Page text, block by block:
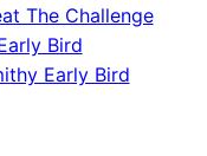
The Challenge
Bird
Early Bird